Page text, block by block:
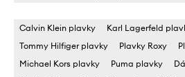
Calvin Klein plavky Karl Lagerfeld
Tommy Hilfiger plavky
Plavky Roxy
Michael Kors plavky
Puma plavky